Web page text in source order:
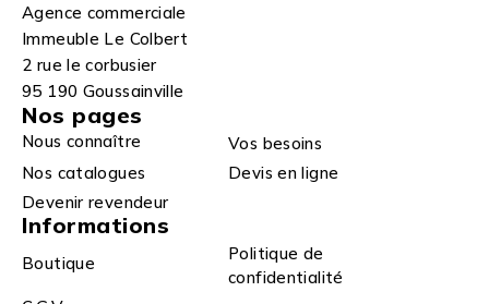
Agence commerciale
Immeuble Le Colbert
2 rue le corbusier
95 190 Goussainville
Nos pages
Nous connaître
Vos besoins
Nos catalogues
Devis en ligne
Devenir revendeur
Informations
Boutique
Politique de
confidentialité